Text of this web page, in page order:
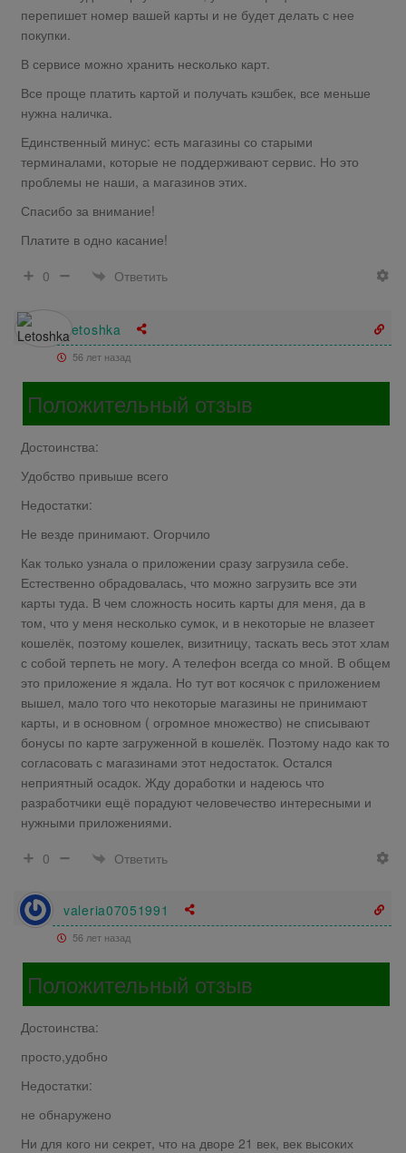
перепишет номер вашей карты и не будет делать с нее
покупки.
В сервисе можно хранить несколько карт.
Все проще платить картой и получать кэшбек, все меньше
нужна наличка.
Единственный минус: есть магазины со старыми
терминалами, которые не поддерживают сервис. Но это
проблемы не наши, а магазинов этих.
Спасибо за внимание!
Платите в одно касание!
0
Ответить
Letoshka
56 лет назад
Положительный отзыв
Достоинства:
Удобство привыше всего
Недостатки:
Не везде принимают. Огорчило
Как только узнала о приложении сразу загрузила себе.
Естественно обрадовалась, что можно загрузить все эти
карты туда. В чем сложность носить карты для меня, да в
том, что у меня несколько сумок, и в некоторые не влазеет
кошелёк, поэтому кошелек, визитницу, таскать весь этот хлам
с собой терпеть не могу. А телефон всегда со мной. В общем
это приложение я ждала. Но тут вот косячок с приложением
вышел, мало того что некоторые магазины не принимают
карты, и в основном ( огромное множество) не списывают
бонусы по карте загруженной в кошелёк. Поэтому надо как то
согласовать с магазинами этот недостаток. Остался
неприятный осадок. Жду доработки и надеюсь что
разработчики ещё порадуют человечество интересными и
нужными приложениями.
0
Ответить
valeria07051991
56 лет назад
Положительный отзыв
Достоинства:
просто,удобно
Недостатки:
не обнаружено
Ни для кого ни секрет, что на дворе 21 век, век высоких